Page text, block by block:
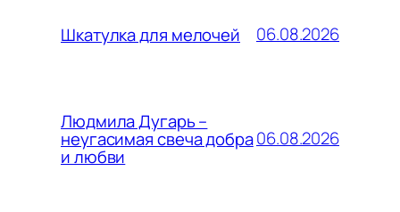
Шкатулка для мелочей 06.08.2026
Людмила Дугарь –
неугасимая свеча добра
и любви
06.08.2026